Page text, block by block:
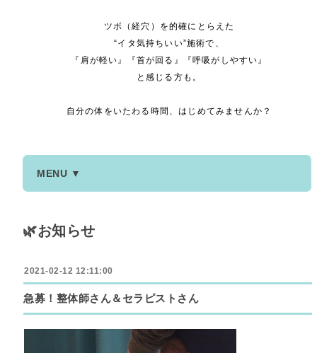
ツボ（経穴）を的確にとらえた
“イタ気持ちいい”施術で、
『肩が軽い』『首が回る』『呼吸がしやすい』
と感じる方も。
自分の体をいたわる時間、はじめてみませんか？
MENU ▼
🌿お知らせ
2021-02-12 12:11:00
急募！整体師さん＆セラピストさん